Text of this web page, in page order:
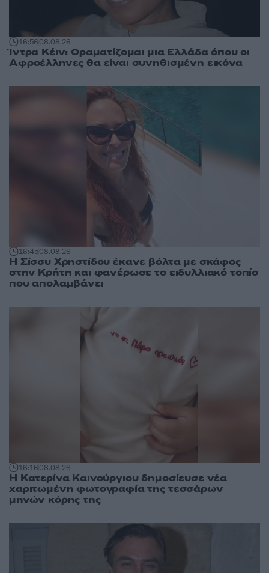
16:5608.08.26
Ίντρα Κέιν: Οραματίζομαι μια Ελλάδα όπου οι
Αφροέλληνες θα είναι συνηθισμένη εικόνα
16:4508.08.26
Η Σίσσυ Χρηστίδου έκανε βόλτα με σκάφος
στην Κρήτη και φανέρωσε το ειδυλλιακό τοπίο
που απολαμβάνει
16:1608.08.26
Η Κατερίνα Καινούργιου δημοσίευσε νέα
χαριτωμένη φωτογραφία της τεσσάρων
μηνών κόρης της